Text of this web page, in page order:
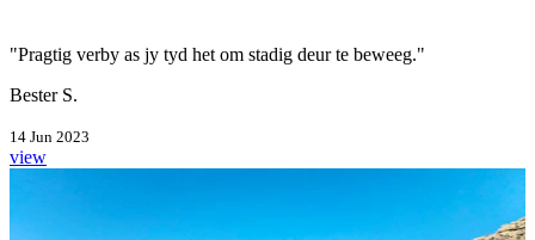
"Pragtig verby as jy tyd het om stadig deur te beweeg."
Bester S.
14 Jun 2023
view